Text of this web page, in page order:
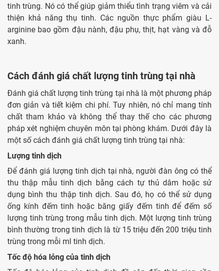
tinh trùng. Nó có thể giúp giảm thiểu tình trạng viêm và cải
thiện khả năng thụ tinh. Các nguồn thực phẩm giàu L-
arginine bao gồm đậu nành, đậu phụ, thịt, hạt vàng và đỗ
xanh.
Cách đánh giá chất lượng tinh trùng tại nhà
Đánh giá chất lượng tinh trùng tại nhà là một phương pháp
đơn giản và tiết kiệm chi phí. Tuy nhiên, nó chỉ mang tính
chất tham khảo và không thể thay thế cho các phương
pháp xét nghiệm chuyên môn tại phòng khám. Dưới đây là
một số cách đánh giá chất lượng tinh trùng tại nhà:
Lượng tinh dịch
Để đánh giá lượng tinh dịch tại nhà, người đàn ông có thể
thu thập mẫu tinh dịch bằng cách tự thủ dâm hoặc sử
dụng bình thu thập tinh dịch. Sau đó, họ có thể sử dụng
ống kính đếm tinh hoặc băng giấy đếm tinh để đếm số
lượng tinh trùng trong mẫu tinh dịch. Một lượng tinh trùng
bình thường trong tinh dịch là từ 15 triệu đến 200 triệu tinh
trùng trong mỗi ml tinh dịch.
Tốc độ hóa lỏng của tinh dịch